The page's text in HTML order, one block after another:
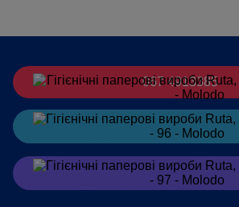
067 4913385
Замовитив Telegram
Замовитив Viber